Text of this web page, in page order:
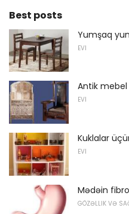
Best posts
Yumşaq
EVI
Antik mebel
EVI
Kuklalar
EVI
Mədəin
GÖZƏLLIK VƏ